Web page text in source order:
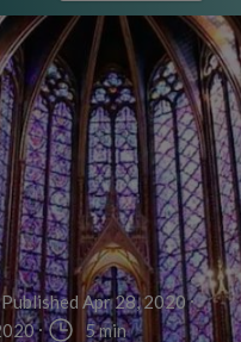
Published Apr 28, 2020
5 min